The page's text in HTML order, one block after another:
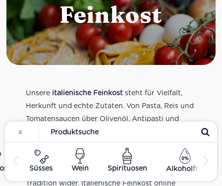
Süsses Wein Spirituosen Alkoholfrei
Feinkost
Unsere italienische Feinkoststeht für Vielfalt,
Herkunft und echte Zutaten. Von Pasta, Reis und
Tomatensaucen über Olivenöl, Antipasti und
Pesto bis zu Balsamico und Spezialitäten aus
verschiedenen Regionen Italiens. Alle Produkte
sind Teil unseres realen Supermarkt-Sortiments
und spiegeln italienische Alltagsküche und
Tradition wider. Italienische Feinkost online